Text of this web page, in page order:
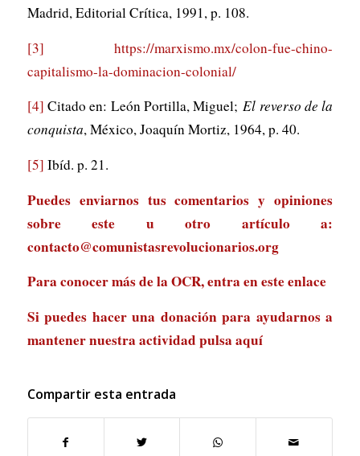
Madrid, Editorial Crítica, 1991, p. 108.
[3]
https://marxismo.mx/colon-fue-chino-
capitalismo-la-dominacion-colonial/
[4] Citado en: León Portilla, Miguel;El reverso de la
conquista, México, Joaquín Mortiz, 1964, p. 40.
[5] Ibíd. p. 21.
Puedes enviarnos tus comentarios y opiniones
sobre este u otro artículo a:
contacto@comunistasrevolucionarios.org
Para conocer más de la OCR, entra eneste enlace
Si puedes hacer una donación para ayudarnos a
mantener nuestra actividad pulsa aquí
Compartir esta entrada